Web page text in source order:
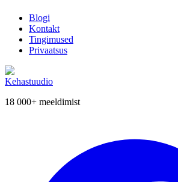
Blogi
Kontakt
Tingimused
Privaatsus
Kehastuudio
18 000+ meeldimist